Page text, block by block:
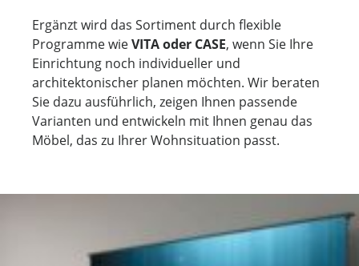
Ergänzt wird das Sortiment durch flexible
Programme wieVITA oder CASE, wenn Sie Ihre
Einrichtung noch individueller und
architektonischer planen möchten. Wir beraten
Sie dazu ausführlich, zeigen Ihnen passende
Varianten und entwickeln mit Ihnen genau das
Möbel, das zu Ihrer Wohnsituation passt.